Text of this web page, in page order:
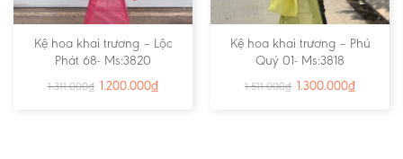
Kệ hoa khai trương – Lộc
Phát 68- Ms:3820
1.311.000₫ 1.200.000₫
Kệ hoa khai trương – Phú
Quý 01- Ms:3818
1.511.000₫ 1.300.000₫